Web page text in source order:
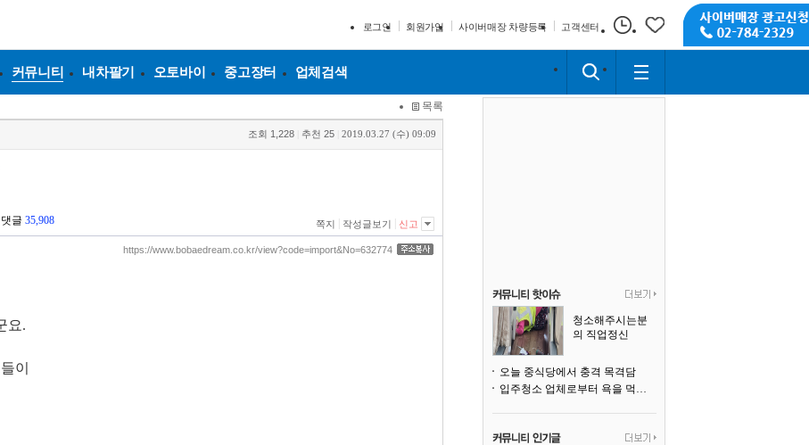
로그인 회원가입 사이버매장 차량등록 고객센터
커뮤니티 내차팔기 오토바이 중고장터 업체검색
목록
조회 1,228 추천 25 2019.03.27 (수) 09:09
댓글 35,908 쪽지 작성글보기 신고
https://www.bobaedream.co.kr/view?code=import&No=632774
요.
이
청소해주시는분
의 직업정신
오늘 중식당에서 충격 목격담
입주청소 업체로부터 욕을 먹고 있습니다